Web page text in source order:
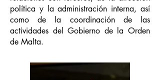
política y la administración interna, así
como de la coordinación de las
actividades del Gobierno de la Orden
de Malta.